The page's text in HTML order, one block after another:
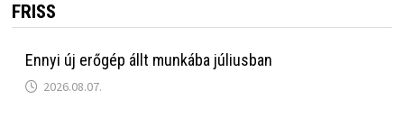
FRISS
Ennyi új erőgép állt munkába júliusban
2026.08.07.